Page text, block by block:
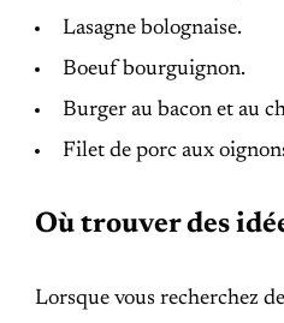
Lasagne bolognaise.
Boeuf bourguignon.
Burger au bacon et au
Filet de porc aux
Où trouver des
Lorsque vous recherchez